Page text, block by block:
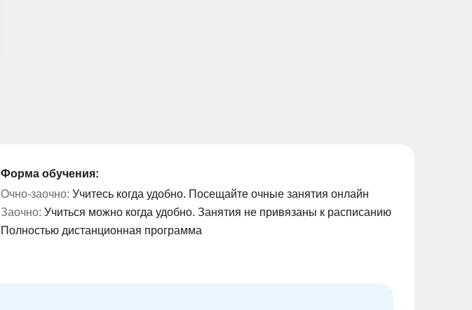
Форма обучения:
Очно-заочно: Учитесь когда удобно. Посещайте очные занятия онлайн
Заочно: Учиться можно когда удобно. Занятия не привязаны к расписанию
Полностью дистанционная программа